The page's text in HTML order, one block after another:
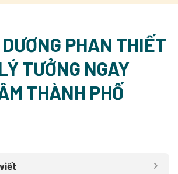
PHAN THIẾT
TƯỞNG NGAY
THÀNH PHỐ